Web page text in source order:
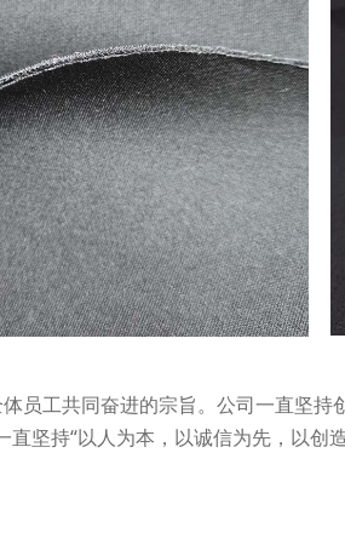
员工共同奋进的宗旨。公司一直坚
坚持“以人为本，以诚信为先，以创